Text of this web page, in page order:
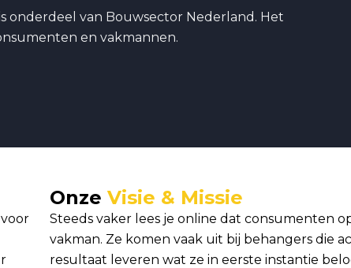
onderdeel van Bouwsector Nederland. Het
en vakmannen.
Onze Visie & Missie
Steeds vaker lees je online dat consumenten
vakman. Ze komen vaak uit bij behangers die
resultaat leveren wat ze in eerste instantie